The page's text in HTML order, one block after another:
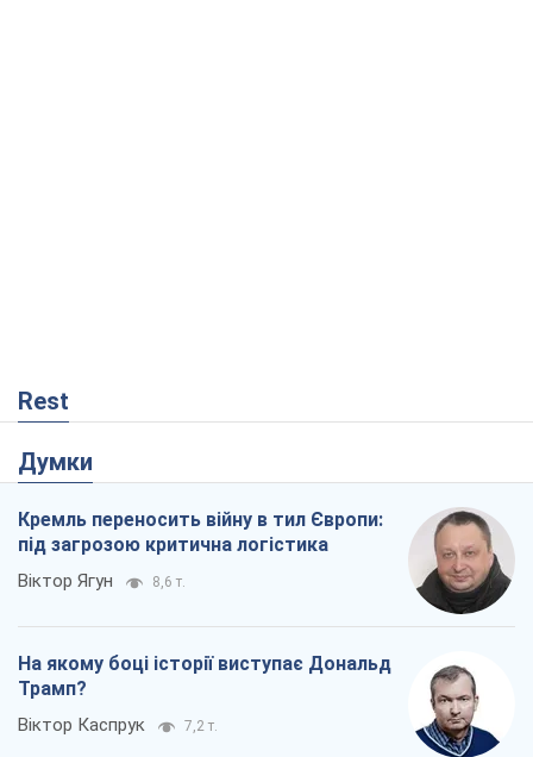
Rest
Думки
Кремль переносить війну в тил Європи:
під загрозою критична логістика
Віктор Ягун 8,6 т.
На якому боці історії виступає Дональд
Трамп?
Віктор Каспрук 7,2 т.